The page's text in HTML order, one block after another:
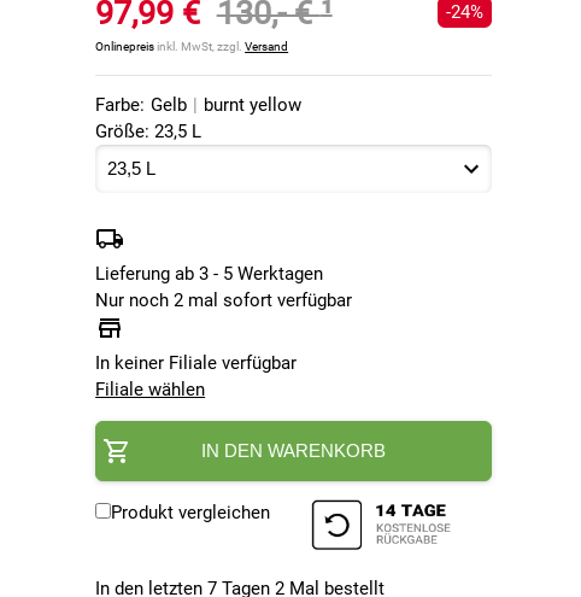
97,99 € 130,- €¹
Onlinepreisinkl. MwSt, zzgl.Versand
-24%
Farbe: Gelb | burnt yellow
Größe: 23,5 L
Lieferung ab 3 - 5 Werktagen
Nur noch 2 mal sofort verfügbar
In keiner Filiale verfügbar
Filiale wählen
IN DEN WARENKORB
Produkt vergleichen
In den letzten 7 Tagen2 Mal bestellt